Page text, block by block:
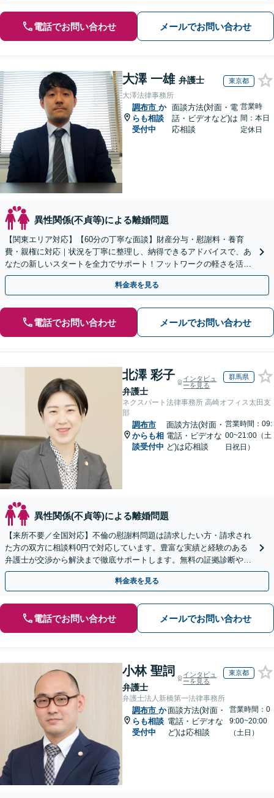
電話でお問い合わせ メールでお問い合わせ
大澤 一雄 弁護士 東京都
大澤法律事務所
調布市 か
らも相談
受付中
面談方法(対面・電
話・ビデオなど)は
応相談
営業時
間：本日
定休日
異性関係(不貞等)による離婚問題
【関東エリア対応】【60分の丁寧な面談】財産分与・慰謝料・養育
費・親権に対応｜状況を丁寧に整理し、納得できるアドバイスで、あ
なたの新しいスタートを全力でサポート！フットワークの軽さを活か
し、早期解決を目指します【立川駅7分：地域密着】
料金表を見る
電話でお問い合わせ メールでお問い合わせ
北澤 彩子
弁護士
インタビュ
ーを見る
群馬県
ネクスパート法律事務所 高崎オフィス太田支
部
調布市
からも相
談受付中
面談方法(対面・
電話・ビデオな
ど)は応相談
営業時間：09:
00~21:00（土
日祝日）
異性関係(不貞等)による離婚問題
【来所不要／全国対応】不倫の慰謝料問題は請求したい方・請求され
た方の双方に相談料0円で対応しています。豊富な実績と経験のある
弁護士が交渉から解決まで徹底サポートします。無料の証拠診断や着
手金の返還保証もありますので安心してご相談ください。
料金表を見る
電話でお問い合わせ メールでお問い合わせ
小林 聖詞
弁護士
インタビュ
ーを見る
東京都
弁護士法人新橋第一法律事務所
調布市 か
らも相談
受付中
面談方法(対面・
電話・ビデオな
ど)は応相談
営業時間：0
9:00~20:00
（土日）